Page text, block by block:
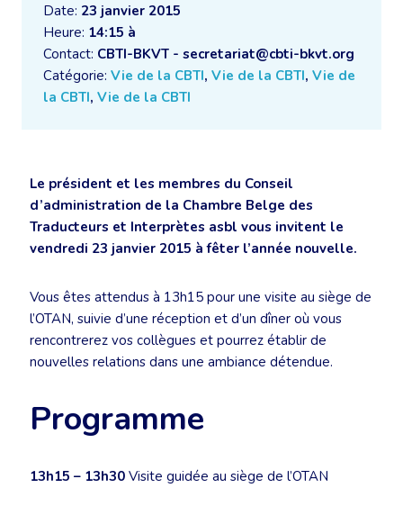
Date: 23 janvier 2015
Heure: 14:15 à
Contact: CBTI-BKVT - secretariat@cbti-bkvt.org
Catégorie: Vie de la CBTI, Vie de la CBTI, Vie de
la CBTI, Vie de la CBTI
Le président et les membres du Conseil
d’administration de la Chambre Belge des
Traducteurs et Interprètes asbl vous invitent le
vendredi 23 janvier 2015 à fêter l’année nouvelle.
Vous êtes attendus à 13h15 pour une visite au siège de
l’OTAN, suivie d’une réception et d’un dîner où vous
rencontrerez vos collègues et pourrez établir de
nouvelles relations dans une ambiance détendue.
Programme
13h15 – 13h30 Visite guidée au siège de l’OTAN